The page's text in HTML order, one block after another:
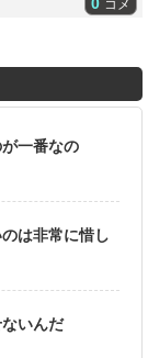
コメ
が一番なの
は非常に惜し
ないんだ